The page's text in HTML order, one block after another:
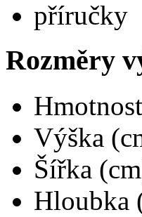
příručky
Rozměry
Výška
Šířka
Hloubka